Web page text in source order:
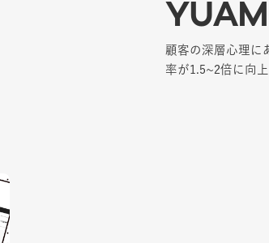
顧客の深層心理に
率が1.5~2倍に向上
顧客の深層心理に
率が1.5~2倍に向上